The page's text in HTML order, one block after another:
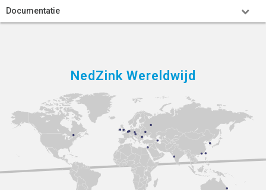
Documentatie
NedZink Wereldwijd